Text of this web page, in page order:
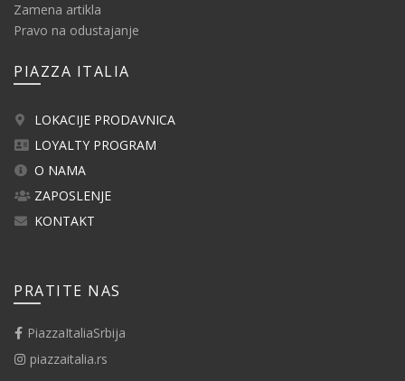
Zamena artikla
Pravo na odustajanje
PIAZZA ITALIA
LOKACIJE PRODAVNICA
LOYALTY PROGRAM
O NAMA
ZAPOSLENJE
KONTAKT
PRATITE NAS
PiazzaItaliaSrbija
piazzaitalia.rs